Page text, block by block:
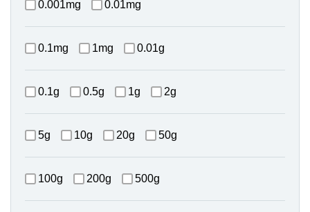
0.001mg 0.01mg
0.1mg 1mg 0.01g
0.1g 0.5g 1g 2g
5g 10g 20g 50g
100g 200g 500g